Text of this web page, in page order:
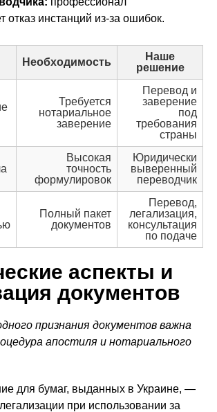
отказ инстанций из‑за ошибок.
Необходимость
Наше
решение
Требуется
нотариальное
заверение
Перевод и
заверение
под
требования
страны
Высокая
точность
формулировок
Юридически
выверенный
переводчик
Полный пакет
документов
Перевод,
легализация,
консультация
по подаче
аспекты и
документов
признания документов важна
апостиля и нотариального
для бумаг, выданных в Украине, —
при использовании за